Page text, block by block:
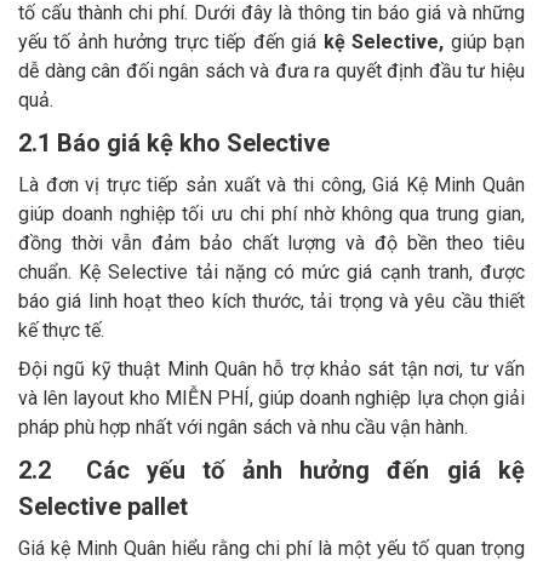
tố cấu thành chi phí. Dưới đây là thông tin báo giá và những
yếu tố ảnh hưởng trực tiếp đến giá kệ Selective, giúp bạn
dễ dàng cân đối ngân sách và đưa ra quyết định đầu tư hiệu
quả.
2.1 Báo giá kệ kho Selective
Là đơn vị trực tiếp sản xuất và thi công, Giá Kệ Minh Quân
giúp doanh nghiệp tối ưu chi phí nhờ không qua trung gian,
đồng thời vẫn đảm bảo chất lượng và độ bền theo tiêu
chuẩn. Kệ Selective tải nặng có mức giá cạnh tranh, được
báo giá linh hoạt theo kích thước, tải trọng và yêu cầu thiết
kế thực tế.
Đội ngũ kỹ thuật Minh Quân hỗ trợ khảo sát tận nơi, tư vấn
và lên layout kho MIỄN PHÍ, giúp doanh nghiệp lựa chọn giải
pháp phù hợp nhất với ngân sách và nhu cầu vận hành.
2.2 Các yếu tố ảnh hưởng đến giá kệ
Selective pallet
Giá kệ Minh Quân hiểu rằng chi phí là một yếu tố quan trọng